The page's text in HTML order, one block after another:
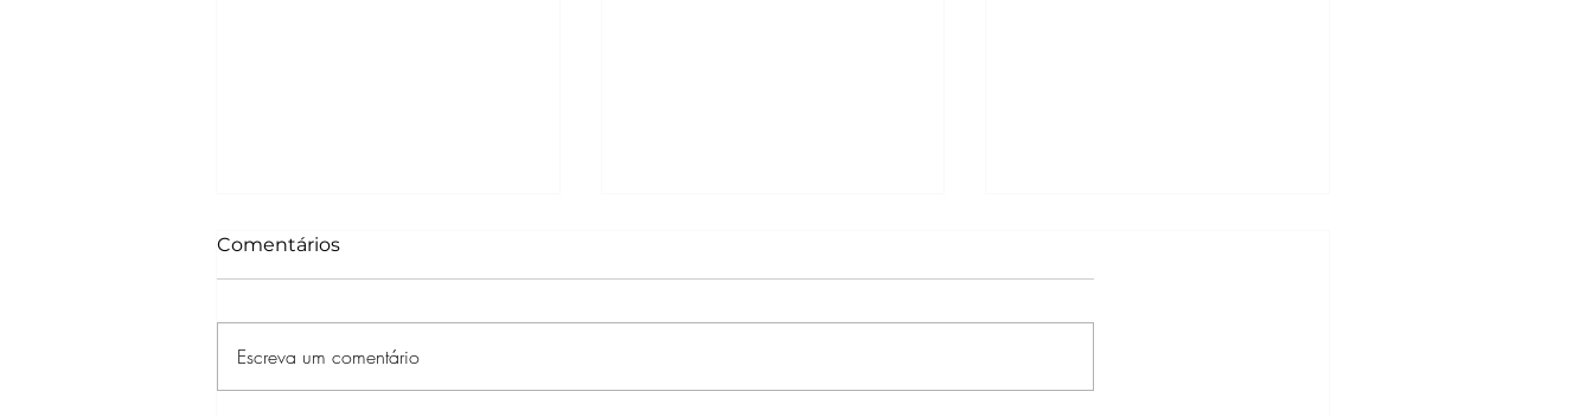
Comentários
Escreva um comentário